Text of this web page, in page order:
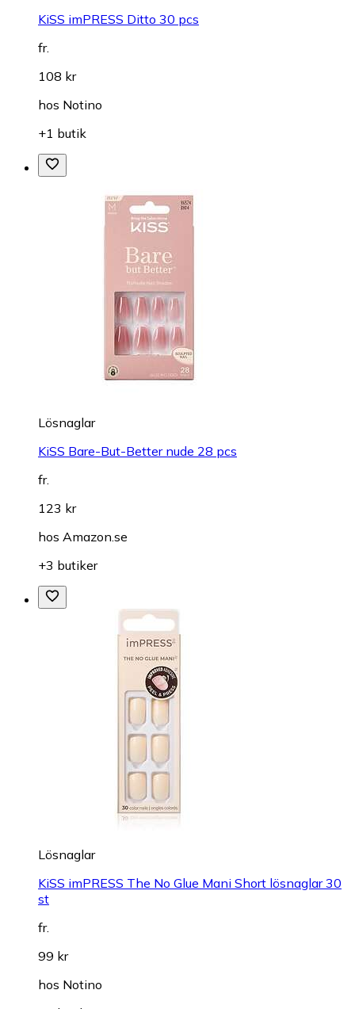
KiSS imPRESS Ditto 30 pcs
fr.
108 kr
hos Notino
+1 butik
Lösnaglar
KiSS Bare-But-Better nude 28 pcs
fr.
123 kr
hos Amazon.se
+3 butiker
Lösnaglar
KiSS imPRESS The No Glue Mani Short lösnaglar 30
st
fr.
99 kr
hos Notino